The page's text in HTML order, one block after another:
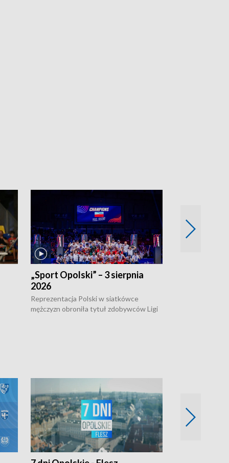
„Sport Opolski” – 3 sierpnia
2026
Reprezentacja Polski w siatkówce
mężczyzn obroniła tytuł zdobywców Ligi